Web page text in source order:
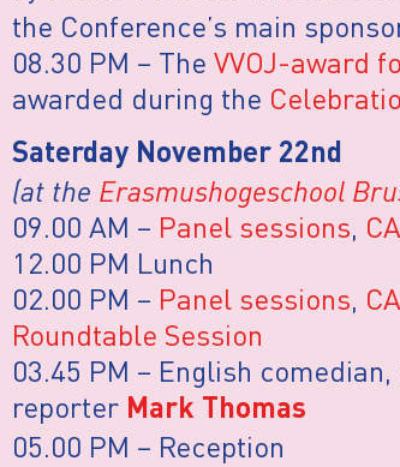
the Conference’s main
08.30 PM – The VVOJ-award
awarded during the
Saterday November 22nd
(at the Erasmushogeschool
09.00 AM – Panel sessions,
12.00 PM Lunch
02.00 PM – Panel sessions,
Roundtable Session
03.45 PM – English
reporter Mark Thomas
05.00 PM – Reception